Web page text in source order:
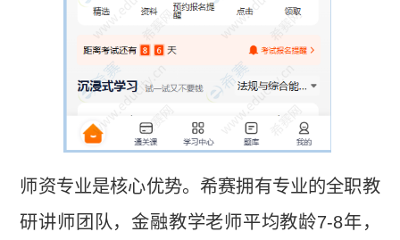
师资专业是核心优势。希赛拥有专业的全职教
研讲师团队，金融教学老师平均教龄7-8年，